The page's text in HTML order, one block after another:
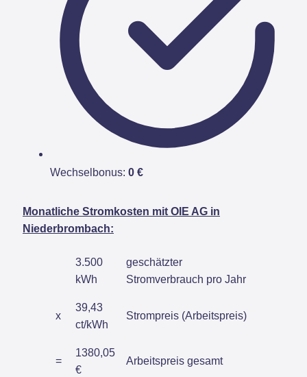
Wechselbonus: 0 €
Monatliche Stromkosten mit OIE AG in
Niederbrombach:
3.500
kWh
geschätzter
Stromverbrauch pro Jahr
x
39,43
ct/kWh
Strompreis (Arbeitspreis)
=
1380,05
€
Arbeitspreis gesamt